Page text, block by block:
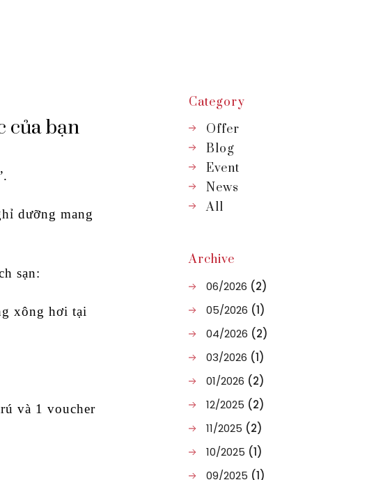
của bạn
dưỡng mang
sạn:
xông hơi tại
và 1 voucher
Category
Offer
Blog
Event
News
All
Archive
06/2026 (2)
05/2026 (1)
04/2026 (2)
03/2026 (1)
01/2026 (2)
12/2025 (2)
11/2025 (2)
10/2025 (1)
09/2025 (1)